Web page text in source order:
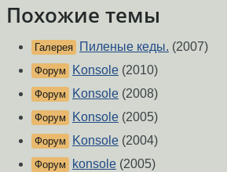
Похожие темы
Галерея Пиленые кеды. (2007)
Форум Konsole (2010)
Форум Konsole (2008)
Форум Konsole (2005)
Форум Konsole (2004)
Форум konsole (2005)